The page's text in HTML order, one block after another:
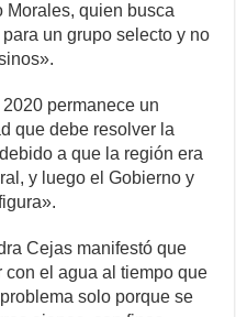
Morales, quien busca
un grupo selecto y no
permanece un
que debe resolver la
a que la región era
y luego el Gobierno y
Cejas manifestó que
el agua al tiempo que
solo porque se